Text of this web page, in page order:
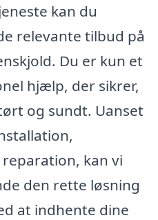
kan du
relevante tilbud på
Du er kun et
hjælp, der sikrer,
og sundt. Uanset
kan vi
den rette løsning
at indhente dine